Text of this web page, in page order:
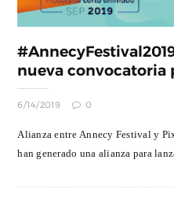
nueva convocatoria
6/14/2019 0
Alianza entre Annecy Festival y
han generado una alianza para